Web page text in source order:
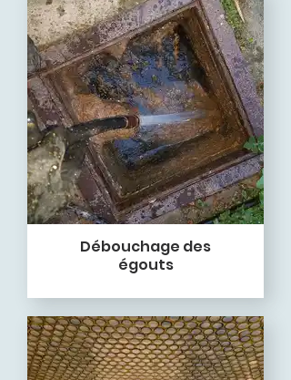
Débouchage des
égouts